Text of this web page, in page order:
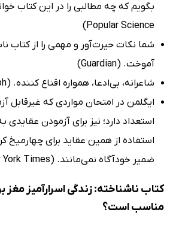
بگویم که چه مطالبی را در این کتاب
Popular Science)
شما نکات حیرت‌آور و مهمی را از کتاب
آموخت. (Guardian)
شاعرانه، بی‌ادعا، همواره اقناع کننده. (Sunday Telegraph)
ایگلمن در امتحان مواردی که غیرقابل
استعداد دارد؛ نیز برای آزمودن
استفاده از همین عقاید برای چهارمیخ
ضمیر خودآگاه نمی‌مانند. (The New York Times)
کتاب ناشناخته: زندگی اسرارآمیز مغز
مناسب است؟